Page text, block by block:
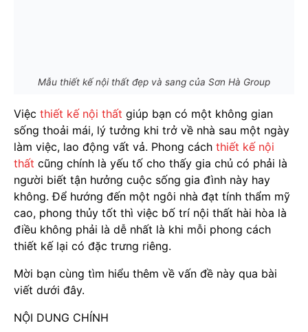
Mẫu thiết kế nội thất đẹp và sang của Sơn Hà Group
Việc thiết kế nội thất giúp bạn có một không gian
sống thoải mái, lý tưởng khi trở về nhà sau một ngày
làm việc, lao động vất vả. Phong cách thiết kế nội
thất cũng chính là yếu tố cho thấy gia chủ có phải là
người biết tận hưởng cuộc sống gia đình này hay
không. Để hướng đến một ngôi nhà đạt tính thẩm mỹ
cao, phong thủy tốt thì việc bố trí nội thất hài hòa là
điều không phải là dễ nhất là khi mỗi phong cách
thiết kế lại có đặc trưng riêng.
Mời bạn cùng tìm hiểu thêm về vấn đề này qua bài
viết dưới đây.
NỘI DUNG CHÍNH